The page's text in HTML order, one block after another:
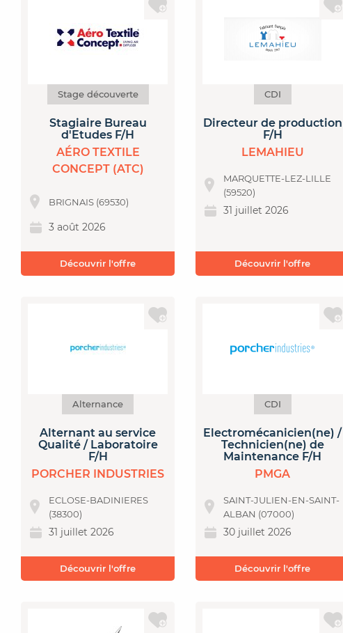
Stage découverte
Stagiaire Bureau
d'Etudes F/H
AÉRO TEXTILE
CONCEPT (ATC)
BRIGNAIS (69530)
3 août 2026
Découvrir l'offre
CDI
Directeur de production
F/H
LEMAHIEU
MARQUETTE-LEZ-LILLE
(59520)
31 juillet 2026
Découvrir l'offre
Alternance
Alternant au service
Qualité / Laboratoire
F/H
PORCHER INDUSTRIES
ECLOSE-BADINIERES
(38300)
31 juillet 2026
Découvrir l'offre
CDI
Electromécanicien(ne) /
Technicien(ne) de
Maintenance F/H
PMGA
SAINT-JULIEN-EN-SAINT-
ALBAN (07000)
30 juillet 2026
Découvrir l'offre